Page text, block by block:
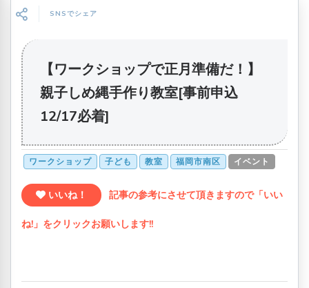
SNSでシェア
【ワークショップで正月準備だ！】
親子しめ縄手作り教室[事前申込
12/17必着]
ワークショップ 子ども 教室 福岡市南区 イベント
いいね！ 記事の参考にさせて頂きますので「いい
ね!」をクリックお願いします!!